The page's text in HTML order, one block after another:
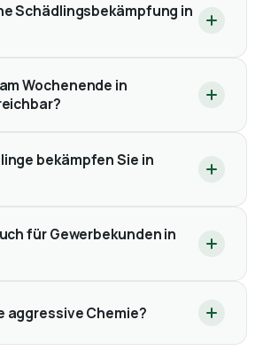
Schädlingsbekämpfung in
Wochenende in
bekämpfen Sie in
für Gewerbekunden in
aggressive Chemie?